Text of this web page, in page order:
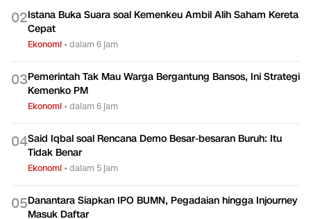
BPS Bongkar Jemaah Haji RI Habiskan Rp2 T Cuma Buat Ini
Ekonomi•dalam 5 jam
02Istana Buka Suara soal Kemenkeu Ambil Alih Saham Kereta
Cepat
Ekonomi •dalam 6 jam
03Pemerintah Tak Mau Warga Bergantung Bansos, Ini Strategi
Kemenko PM
Ekonomi •dalam 6 jam
04Said Iqbal soal Rencana Demo Besar-besaran Buruh: Itu